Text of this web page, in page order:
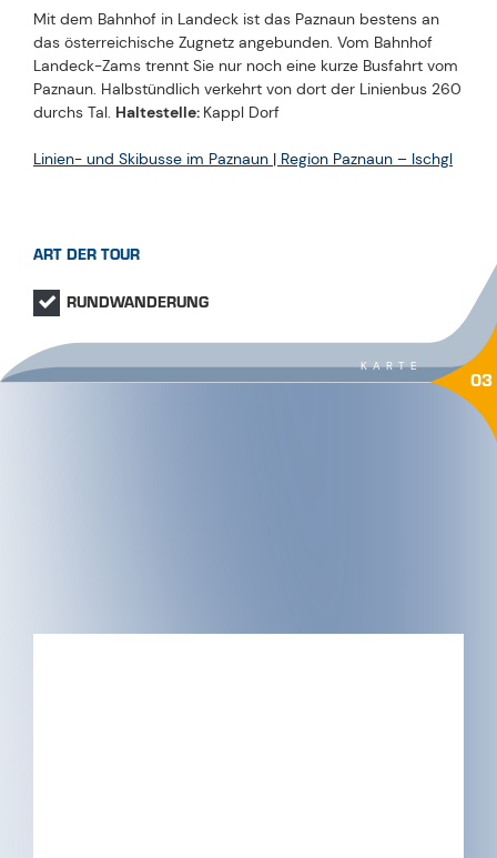
Mit dem Bahnhof in Landeck ist das Paznaun bestens an
das österreichische Zugnetz angebunden. Vom Bahnhof
Landeck-Zams trennt Sie nur noch eine kurze Busfahrt vom
Paznaun. Halbstündlich verkehrt von dort der Linienbus 260
durchs Tal. Haltestelle: Kappl Dorf
Linien- und Skibusse im Paznaun | Region Paznaun – Ischgl
ART DER TOUR
RUNDWANDERUNG
KARTE 03